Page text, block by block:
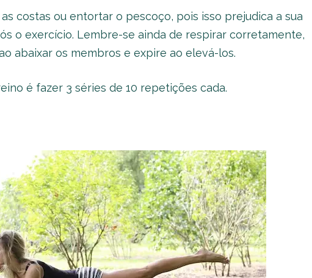
costas ou entortar o pescoço, pois isso prejudica a sua
o exercício. Lembre-se ainda de respirar corretamente,
abaixar os membros e expire ao elevá-los.
é fazer 3 séries de 10 repetições cada.